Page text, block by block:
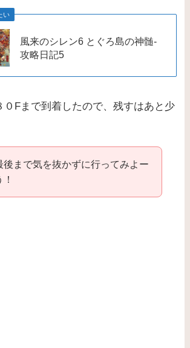
い
風来のシレン6 とぐろ島の神髄-
攻略日記5
０Fまで到着したので、残すはあと少
後まで気を抜かずに行ってみよー
！